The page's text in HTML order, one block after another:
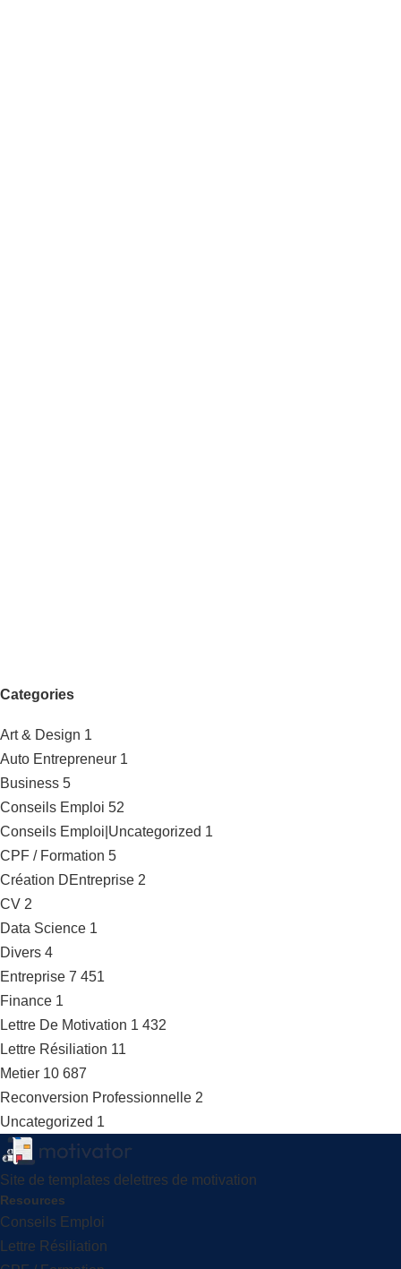
Categories
Art & Design 1
Auto Entrepreneur 1
Business 5
Conseils Emploi 52
Conseils Emploi|Uncategorized 1
CPF / Formation 5
Création DEntreprise 2
CV 2
Data Science 1
Divers 4
Entreprise 7 451
Finance 1
Lettre De Motivation 1 432
Lettre Résiliation 11
Metier 10 687
Reconversion Professionnelle 2
Uncategorized 1
Site de templates delettres de motivation
Resources
Conseils Emploi
Lettre Résiliation